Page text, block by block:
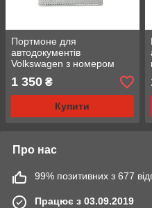
Портмоне для
автодокументів
Volkswagen з номером
біла
1 350 ₴
Купити
Про нас
99% позитивних з 677
Працює з 03.09.2019